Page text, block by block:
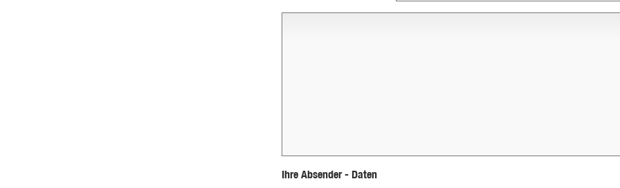
Ihre Absender - Daten